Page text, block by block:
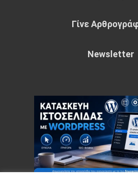
Γίνε
Newsletter